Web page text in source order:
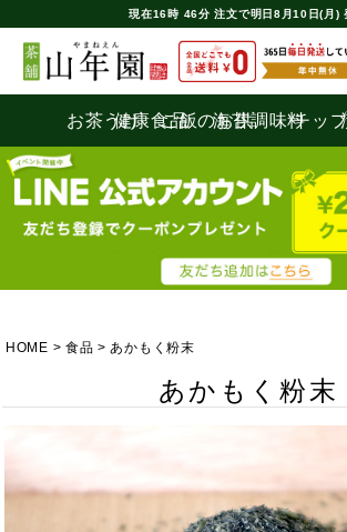
現在16時 46分 注文で明日8月10日(月)
お茶うけ健康食品ご飯のお供
海苔調味料チッ
HOME 食品 あかもく粉末
あかもく粉末